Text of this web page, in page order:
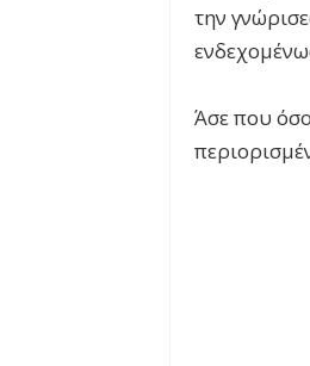
την
Άσε που όσο